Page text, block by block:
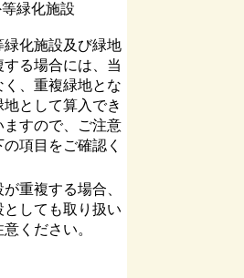
緑化施設
化施設及び緑地
る場合には、当
、重複緑地とな
として算入でき
ますので、ご注意
項目をご確認く
重複する場合、
しても取り扱い
ください。